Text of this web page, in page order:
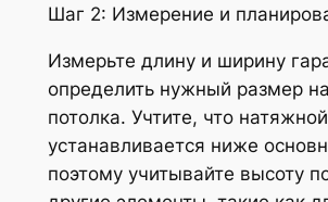
Шаг 2: Измерение и
Измерьте длину и ширину
определить нужный размер
потолка. Учтите, что
устанавливается ниже
поэтому учитывайте высоту